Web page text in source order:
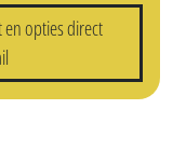
opties direct